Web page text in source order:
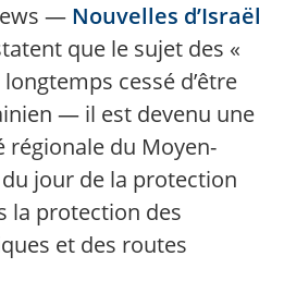
— Nouvelles d’Israël
que le sujet des «
cessé d’être
— il est devenu une
régionale du Moyen-
jour de la protection
la protection des
et des routes